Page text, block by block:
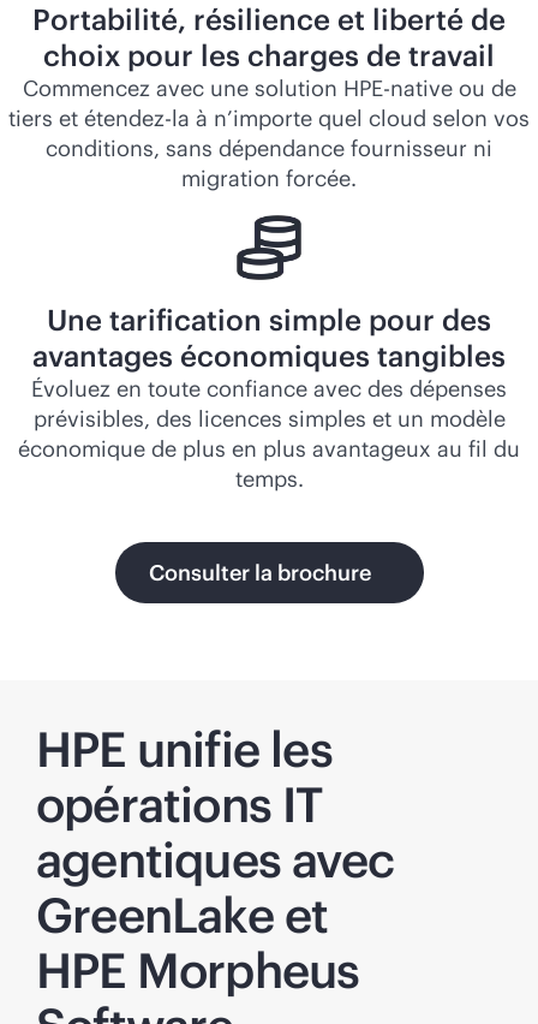
Portabilité, résilience et liberté de
choix pour les charges de travail
Commencez avec une solution HPE-native ou de
tiers et étendez-la à n’importe quel cloud selon vos
conditions, sans dépendance fournisseur ni
migration forcée.
Une tarification simple pour des
avantages économiques tangibles
Évoluez en toute confiance avec des dépenses
prévisibles, des licences simples et un modèle
économique de plus en plus avantageux au fil du
temps.
Consulter la brochure
HPE unifie les
opérations IT
agentiques avec
GreenLake et
HPE Morpheus